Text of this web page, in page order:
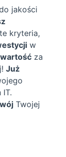
jakości
kryteria,
w
za
Już
IT.
Twojej